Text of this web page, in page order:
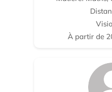
À partir de